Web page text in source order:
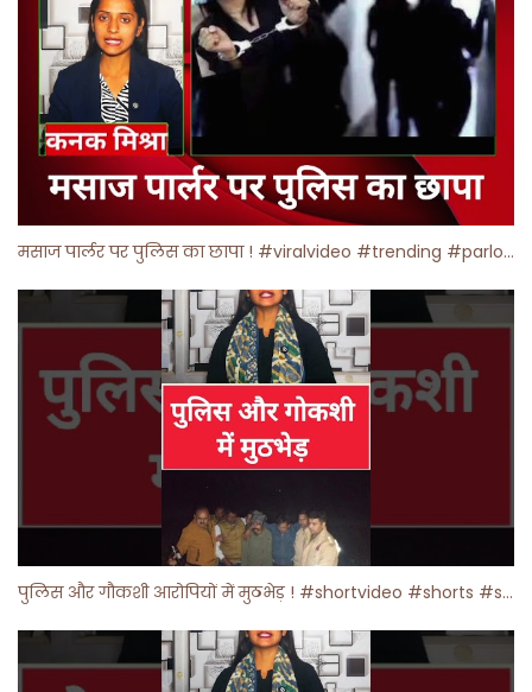
मसाज पार्लर पर पुलिस का छापा ! #viralvideo #trending #parlour
पुलिस और गौकशी आरोपियों में मुठभेड़ ! #shortvideo #shorts #shortsfeed